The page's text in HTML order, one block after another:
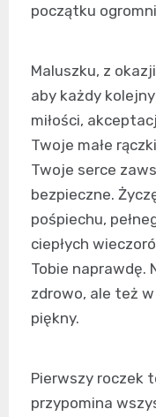
początku
Maluszku, z
aby każdy
miłości,
Twoje małe
Twoje serce
bezpieczne.
pośpiechu,
ciepłych
Tobie naprawdę.
zdrowo, ale też
piękny.
Pierwszy roczek
przypomina